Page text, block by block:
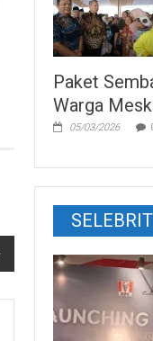
Paket
Warga
05/03/2026